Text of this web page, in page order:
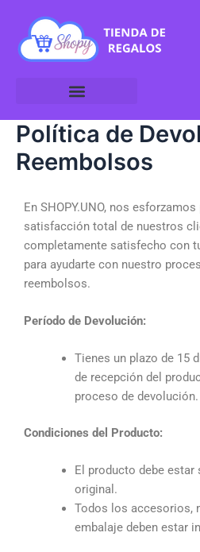
contenido
Política de
Reembolsos
En SHOPY.UNO, nos
satisfacción total de nuestros
completamente satisfecho con
para ayudarte con nuestro
reembolsos.
Período de Devolución:
Tienes un plazo de 15
de recepción del
proceso de devolución.
Condiciones del Producto:
El producto debe estar
original.
Todos los accesorios,
embalaje deben estar